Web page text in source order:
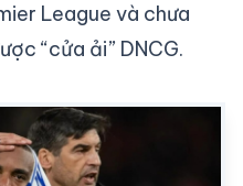
League và chưa
“cửa ải” DNCG.